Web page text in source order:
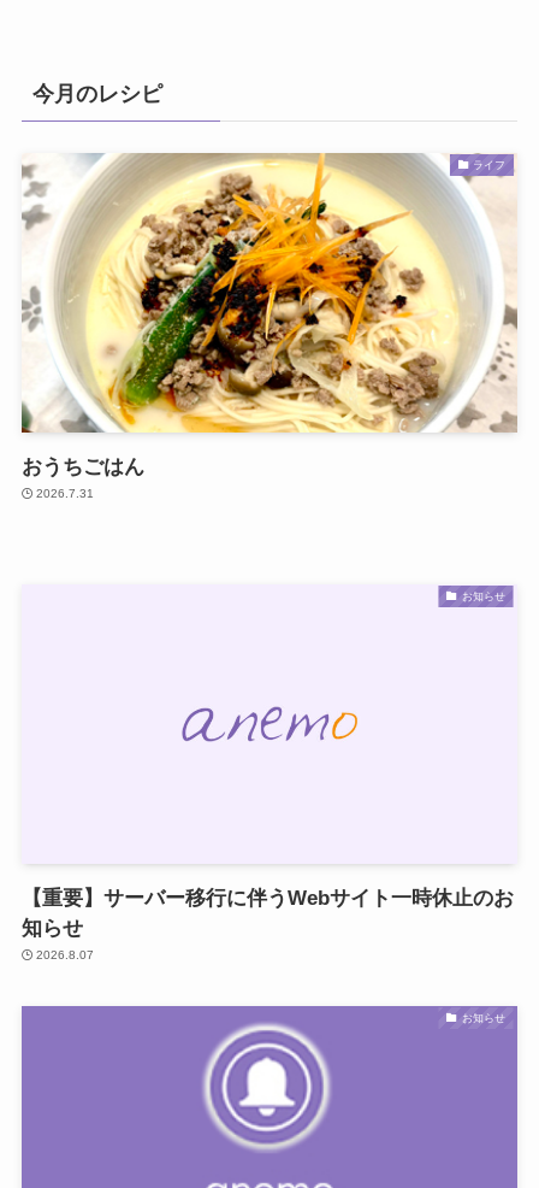
今月のレシピ
ライフ
おうちごはん
2026.7.31
お知らせ
【重要】サーバー移行に伴うWebサイト一時休止のお
知らせ
2026.8.07
お知らせ